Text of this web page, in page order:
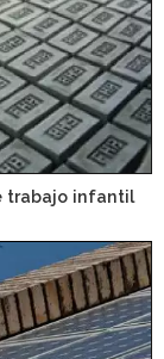
trabajo infantil